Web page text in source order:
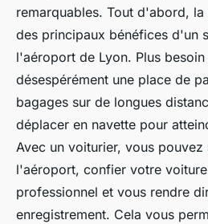
remarquables. Tout d'abord,
des principaux bénéfices d'un
l'aéroport de Lyon. Plus
désespérément une place de
bagages sur de longues
déplacer en navette pour
Avec un voiturier, vous pouvez
l'aéroport, confier votre
professionnel et vous rendre
enregistrement. Cela vous